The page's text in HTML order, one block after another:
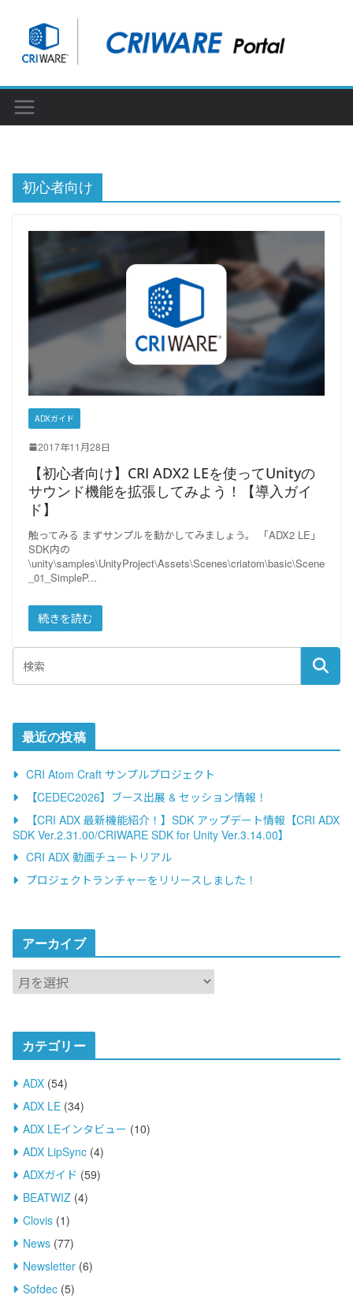
初心者向け
ADXガイド
2017年11月28日
【初心者向け】CRI ADX2 LEを使ってUnityの
サウンド機能を拡張してみよう！【導入ガイ
ド】
触ってみる まずサンプルを動かしてみましょう。 「ADX2 LE」
SDK内の
\unity\samples\UnityProject\Assets\Scenes\criatom\basic\Scene
_01_SimpleP
続きを読む
最近の投稿
CRI Atom Craft サンプルプロジェクト
【CEDEC2026】ブース出展 & セッション情報！
【CRI ADX 最新機能紹介！】SDK アップデート情報【CRI ADX
SDK Ver.2.31.00/CRIWARE SDK for Unity Ver.3.14.00】
CRI ADX 動画チュートリアル
プロジェクトランチャーをリリースしました！
アーカイブ
ア
ー
イ
ブ
カテゴリー
ADX (54)
ADX LE (34)
ADX LEインタビュー (10)
ADX LipSync (4)
ADXガイド (59)
BEATWIZ (4)
Clovis (1)
News (77)
Newsletter (6)
Sofdec (5)